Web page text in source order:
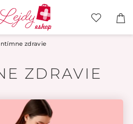
zdravie
ZDRAVIE